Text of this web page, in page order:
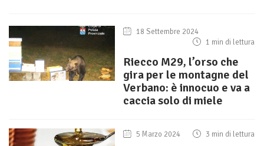
18 Settembre 2024
1 min di lettura
Riecco M29, l’orso che
gira per le montagne del
Verbano: è innocuo e va a
caccia solo di miele
5 Marzo 2024 3 min di lettura